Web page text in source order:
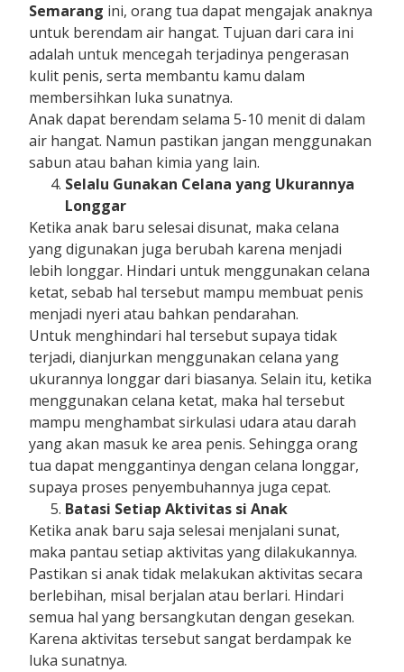
Semarang ini, orang tua dapat mengajak anaknya
untuk berendam air hangat. Tujuan dari cara ini
adalah untuk mencegah terjadinya pengerasan
kulit penis, serta membantu kamu dalam
membersihkan luka sunatnya.
Anak dapat berendam selama 5-10 menit di dalam
air hangat. Namun pastikan jangan menggunakan
sabun atau bahan kimia yang lain.
Selalu Gunakan Celana yang Ukurannya
Longgar
Ketika anak baru selesai disunat, maka celana
yang digunakan juga berubah karena menjadi
lebih longgar. Hindari untuk menggunakan celana
ketat, sebab hal tersebut mampu membuat penis
menjadi nyeri atau bahkan pendarahan.
Untuk menghindari hal tersebut supaya tidak
terjadi, dianjurkan menggunakan celana yang
ukurannya longgar dari biasanya. Selain itu, ketika
menggunakan celana ketat, maka hal tersebut
mampu menghambat sirkulasi udara atau darah
yang akan masuk ke area penis. Sehingga orang
tua dapat menggantinya dengan celana longgar,
supaya proses penyembuhannya juga cepat.
Batasi Setiap Aktivitas si Anak
Ketika anak baru saja selesai menjalani sunat,
maka pantau setiap aktivitas yang dilakukannya.
Pastikan si anak tidak melakukan aktivitas secara
berlebihan, misal berjalan atau berlari. Hindari
semua hal yang bersangkutan dengan gesekan.
Karena aktivitas tersebut sangat berdampak ke
luka sunatnya.